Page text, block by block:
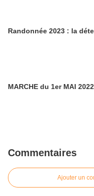
Randonnée 2023 : la
MARCHE du 1er MAI 2022
Commentaires
Ajouter un